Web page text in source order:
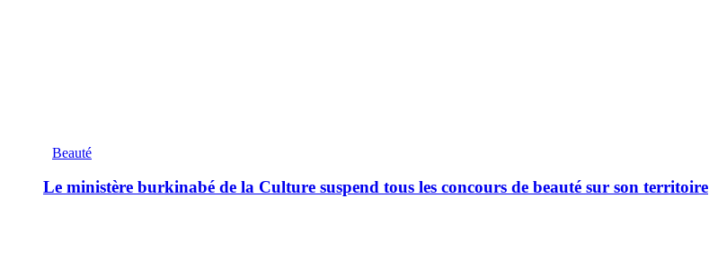
Beauté
Le ministère burkinabé de la Culture suspend tous les concours de beauté sur son territoire